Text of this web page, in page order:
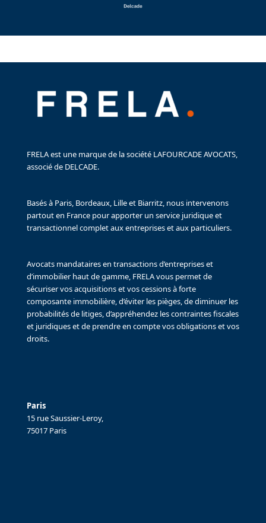
FRELA est une marque de la société LAFOURCADE AVOCATS,
associé de DELCADE.
Basés à Paris, Bordeaux, Lille et Biarritz, nous intervenons
partout en France pour apporter un service juridique et
transactionnel complet aux entreprises et aux particuliers.
Avocats mandataires en transactions d’entreprises et
d’immobilier haut de gamme, FRELA vous permet de
sécuriser vos acquisitions et vos cessions à forte
composante immobilière, d’éviter les pièges, de diminuer les
probabilités de litiges, d’appréhendez les contraintes fiscales
et juridiques et de prendre en compte vos obligations et vos
droits.
Paris
15 rue Saussier-Leroy,
75017 Paris